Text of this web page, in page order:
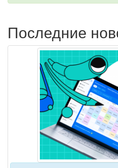
Последние